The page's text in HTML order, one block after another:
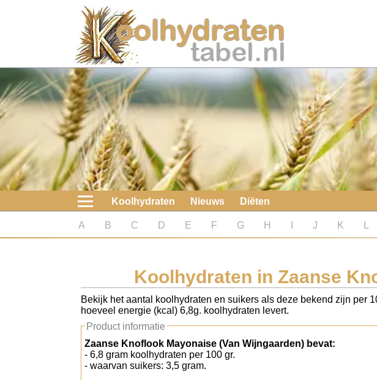
Koolhydraten
Nieuws
Koolhydraatarme diëten
Boeken
koolhydraatarme diëten
Diabetes test
Koolhydraten tellen
Koolhydraten Nieuws Diëten
A B C D E F G H J K
Koolhydraten in Zaanse
Bekijk het aantal koolhydraten en suikers als deze bekend zijn per
hoeveel energie (kcal) 6,8g. koolhydraten levert.
Product informatie
Zaanse Knoflook Mayonaise (Van Wijngaarden) bevat:
- 6,8 gram koolhydraten per 100 gr.
- waarvan suikers: 3,5 gram.